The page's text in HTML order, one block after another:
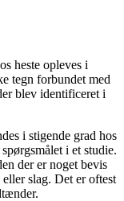
heste opleves i
tegn forbundet med
blev identificeret i
i stigende grad hos
i et studie.
der er noget bevis
slag. Det er oftest